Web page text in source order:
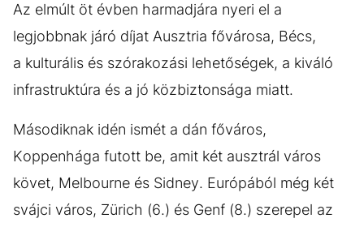
Az elmúlt öt évben harmadjára nyeri el a
legjobbnak járó díjat Ausztria fővárosa, Bécs,
a kulturális és szórakozási lehetőségek, a kiváló
infrastruktúra és a jó közbiztonsága miatt.
Másodiknak idén ismét a dán főváros,
Koppenhága futott be, amit két ausztrál város
követ, Melbourne és Sidney. Európából még két
svájci város, Zürich (6.) és Genf (8.) szerepel az